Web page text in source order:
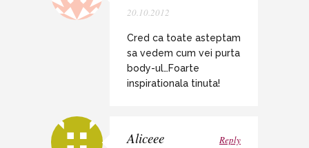
20.10.2012
Cred ca toate asteptam
sa vedem cum vei purta
body-ul…Foarte
inspirationala tinuta!
Aliceee
Reply